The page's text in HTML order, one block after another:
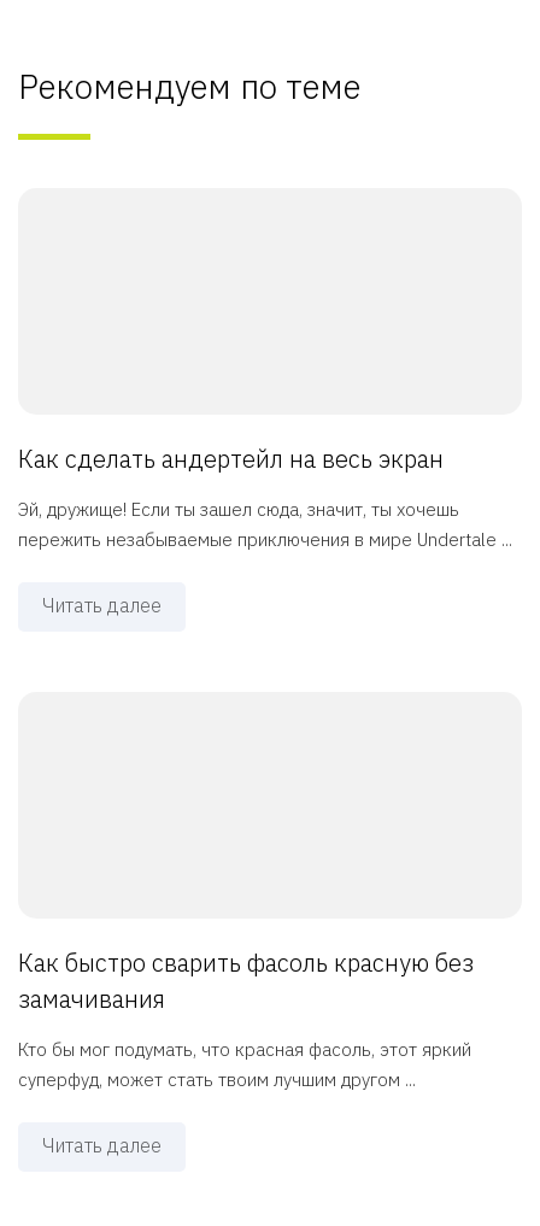
Рекомендуем по теме
Как сделать андертейл на весь экран
Эй, дружище! Если ты зашел сюда, значит, ты хочешь
пережить незабываемые приключения в мире Undertale ...
Читать далее
Как быстро сварить фасоль красную без
замачивания
Кто бы мог подумать, что красная фасоль, этот яркий
суперфуд, может стать твоим лучшим другом ...
Читать далее